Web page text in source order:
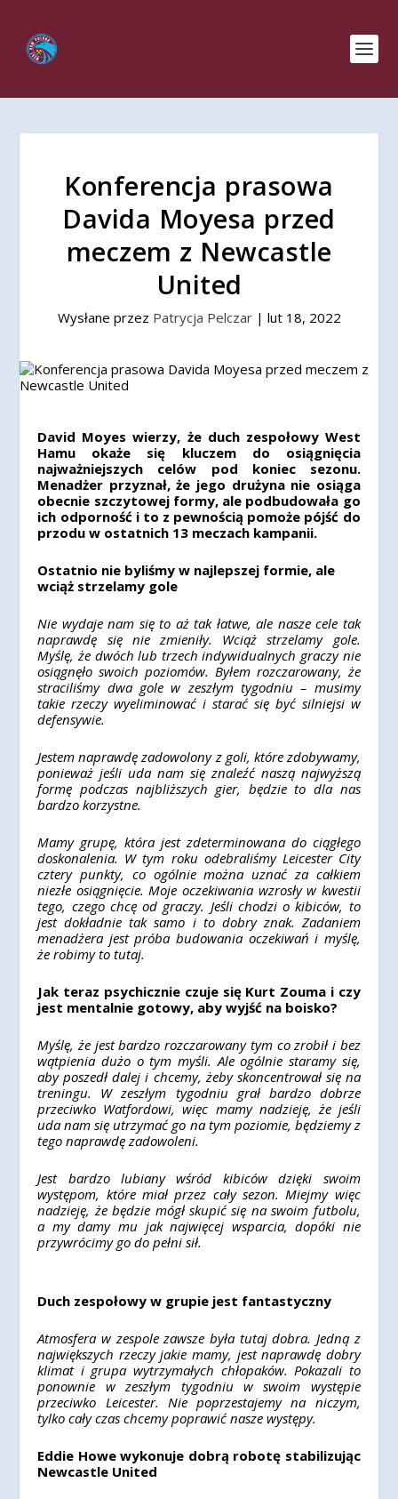
Konferencja prasowa
Davida Moyesa przed
meczem z Newcastle
United
Wysłane przez Patrycja Pelczar| lut 18, 2022
David Moyes wierzy, że duch zespołowy West
Hamu okaże się kluczem do osiągnięcia
najważniejszych celów pod koniec sezonu.
Menadżer przyznał, że jego drużyna nie osiąga
obecnie szczytowej formy, ale podbudowała go
ich odporność i to z pewnością pomoże pójść do
przodu w ostatnich 13 meczach kampanii.
Ostatnio nie byliśmy w najlepszej formie, ale
wciąż strzelamy gole
Nie wydaje nam się to aż tak łatwe, ale nasze cele tak
naprawdę się nie zmieniły. Wciąż strzelamy gole.
Myślę, że dwóch lub trzech indywidualnych graczy nie
osiągnęło swoich poziomów. Byłem rozczarowany, że
straciliśmy dwa gole w zeszłym tygodniu – musimy
takie rzeczy wyeliminować i starać się być silniejsi w
defensywie.
Jestem naprawdę zadowolony z goli, które zdobywamy,
ponieważ jeśli uda nam się znaleźć naszą najwyższą
formę podczas najbliższych gier, będzie to dla nas
bardzo korzystne.
Mamy grupę, która jest zdeterminowana do ciągłego
doskonalenia. W tym roku odebraliśmy Leicester City
cztery punkty, co ogólnie można uznać za całkiem
niezłe osiągnięcie. Moje oczekiwania wzrosły w kwestii
tego, czego chcę od graczy. Jeśli chodzi o kibiców, to
jest dokładnie tak samo i to dobry znak. Zadaniem
menadżera jest próba budowania oczekiwań i myślę,
że robimy to tutaj.
Jak teraz psychicznie czuje się Kurt Zouma i czy
jest mentalnie gotowy, aby wyjść na boisko?
Myślę, że jest bardzo rozczarowany tym co zrobił i bez
wątpienia dużo o tym myśli. Ale ogólnie staramy się,
aby poszedł dalej i chcemy, żeby skoncentrował się na
treningu. W zeszłym tygodniu grał bardzo dobrze
przeciwko Watfordowi, więc mamy nadzieję, że jeśli
uda nam się utrzymać go na tym poziomie, będziemy z
tego naprawdę zadowoleni.
Jest bardzo lubiany wśród kibiców dzięki swoim
występom, które miał przez cały sezon. Miejmy więc
nadzieję, że będzie mógł skupić się na swoim futbolu,
a my damy mu jak najwięcej wsparcia, dopóki nie
przywrócimy go do pełni sił.
Duch zespołowy w grupie jest fantastyczny
Atmosfera w zespole zawsze była tutaj dobra. Jedną z
największych rzeczy jakie mamy, jest naprawdę dobry
klimat i grupa wytrzymałych chłopaków. Pokazali to
ponownie w zeszłym tygodniu w swoim występie
przeciwko Leicester. Nie poprzestajemy na niczym,
tylko cały czas chcemy poprawić nasze występy.
Eddie Howe wykonuje dobrą robotę stabilizując
Newcastle United